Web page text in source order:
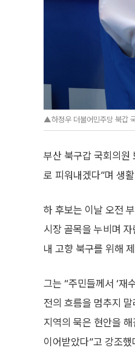
▲하정우 더불어민주당 북갑
부산 북구갑 국회의원
로 피워내겠다”며 생
하 후보는 이날 오전
시장 골목을 누비며
내 고향 북구를 위해
그는 “주민들께서 ‘재
전의 흐름을 멈추지
지역의 묵은 현안을
이어받았다”고 강조했